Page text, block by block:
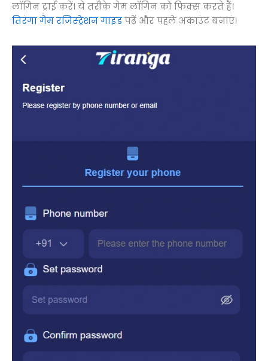
लॉगिन ट्राई करें। ये तरीके गेम लॉगिन को फिक्स करते हैं।​​
तिरंगा गेम रजिस्ट्रेशन गाइड पढ़ें और पहले अकाउंट बनाएं।